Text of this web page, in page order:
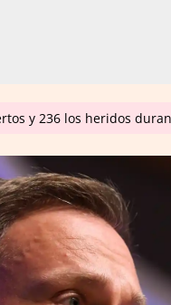
y 236 los heridos